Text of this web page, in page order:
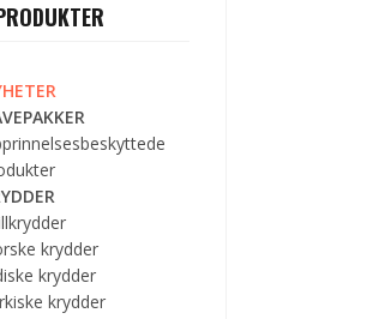
krydder
krydder
krydder